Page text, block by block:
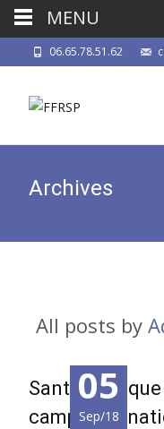
06.65.78.51.62
Archives
All posts by
05
Sep/18
Santé
campagne
MENU